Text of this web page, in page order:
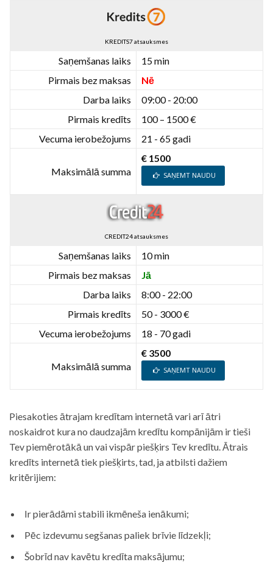
KREDITS7 atsauksmes
Saņemšanas laiks
15 min
Pirmais bez maksas
Nē
Darba laiks
09:00 - 20:00
Pirmais kredīts
100 – 1500 €
Vecuma ierobežojums
21 - 65 gadi
Maksimālā summa
€ 1500
SAŅEMT NAUDU
CREDIT24 atsauksmes
Saņemšanas laiks
10 min
Pirmais bez maksas
Jā
Darba laiks
8:00 - 22:00
Pirmais kredīts
50 - 3000 €
Vecuma ierobežojums
18 - 70 gadi
Maksimālā summa
€ 3500
SAŅEMT NAUDU
Piesakoties ātrajam kredītam internetā vari arī ātri
noskaidrot kura no daudzajām kredītu kompānijām ir tieši
Tev piemērotākā un vai vispār piešķirs Tev kredītu. Ātrais
kredīts internetā tiek piešķirts, tad, ja atbilsti dažiem
kritērijiem:
Ir pierādāmi stabili ikmēneša ienākumi;
Pēc izdevumu segšanas paliek brīvie līdzekļi;
Šobrīd nav kavētu kredīta maksājumu;